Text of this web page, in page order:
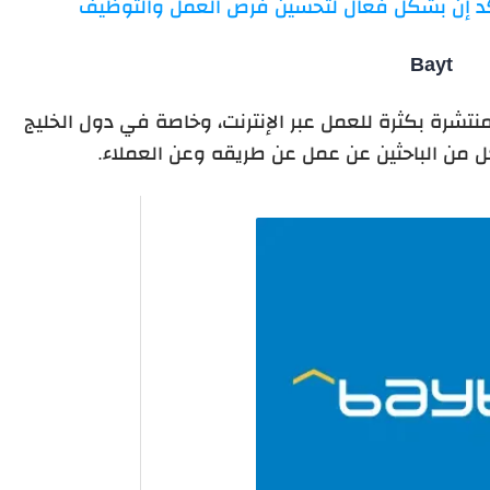
إن بشكل فعال لتحسين فرص العمل والتوظيف
Bayt
بكثرة للعمل عبر الإنترنت، وخاصة في دول الخليج
من الباحثين عن عمل عن طريقه وعن العملاء.